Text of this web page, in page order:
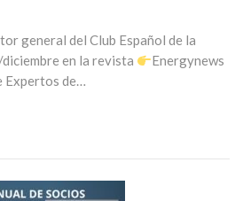
general del Club Español de la
en la revista
Energynews
Expertos de…